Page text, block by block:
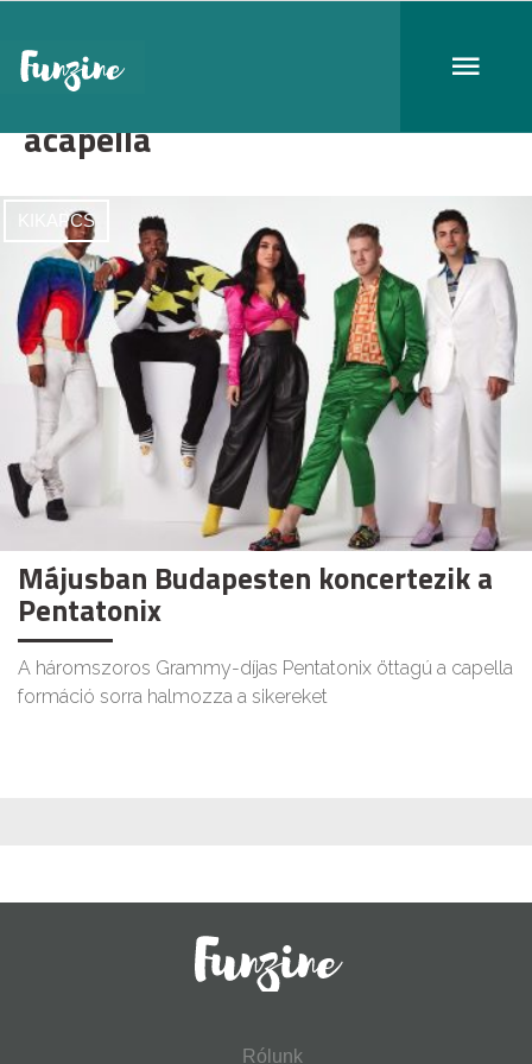
acapella
KIKAPCS
Májusban Budapesten koncertezik a
Pentatonix
A háromszoros Grammy-díjas Pentatonix öttagú a capella
formáció sorra halmozza a sikereket
Rólunk